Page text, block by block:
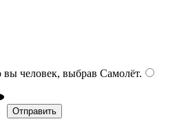
человек, выбрав Самолёт.